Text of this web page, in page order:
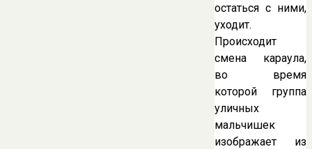
остаться с ними,
уходит.
Происходит
смена караула,
во время
которой группа
уличных
мальчишек
изображает из